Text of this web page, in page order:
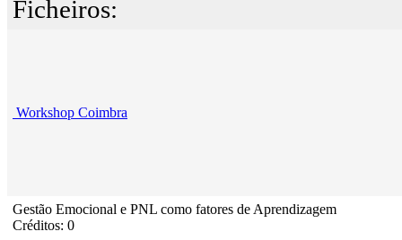
Ficheiros:
Workshop Coimbra
Gestão Emocional e PNL como fatores de Aprendizagem
Créditos: 0